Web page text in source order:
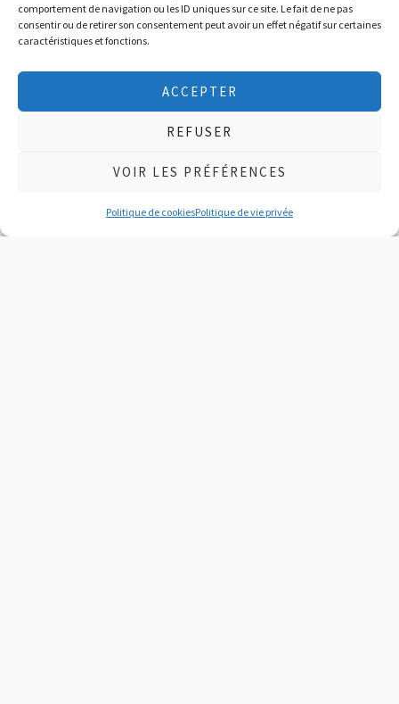
comportement de navigation ou les ID uniques sur ce site. Le fait de ne pas
consentir ou de retirer son consentement peut avoir un effet négatif sur certaines
caractéristiques et fonctions.
ACCEPTER
REFUSER
VOIR LES PRÉFÉRENCES
Politique de cookiesPolitique de vie privée
Il est aussi possible d’arriver à 18h30 uniquement
pour la soirée.
L’activité se termine à 22h00 et la réservation est
Vous devez avoir complété au préalable la